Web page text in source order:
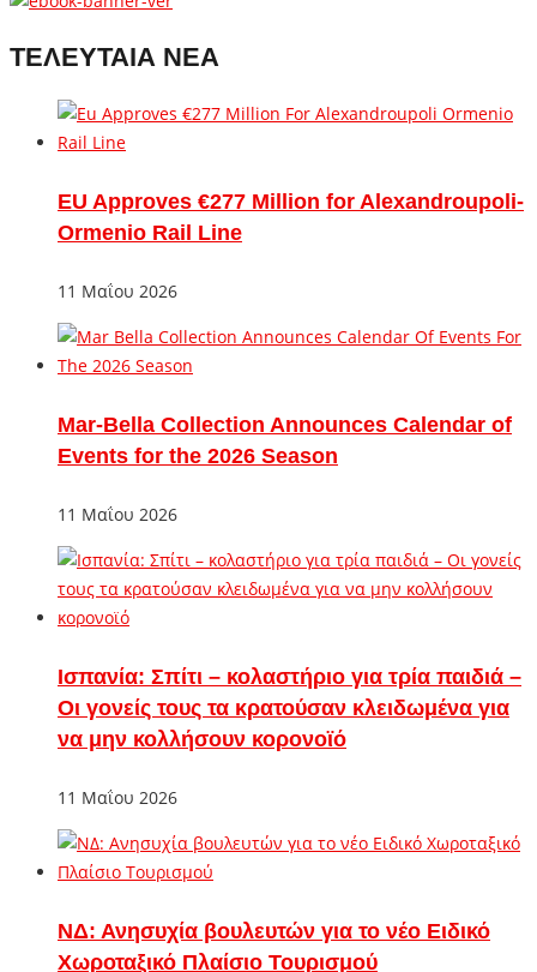
ΤΕΛΕΥΤΑΙΑ ΝΕΑ
EU Approves €277 Million for Alexandroupoli-
Ormenio Rail Line
11 Μαΐου 2026
Mar-Bella Collection Announces Calendar of
Events for the 2026 Season
11 Μαΐου 2026
Ισπανία: Σπίτι – κολαστήριο για τρία παιδιά –
Οι γονείς τους τα κρατούσαν κλειδωμένα για
να μην κολλήσουν κορονοϊό
11 Μαΐου 2026
ΝΔ: Ανησυχία βουλευτών για το νέο Ειδικό
Χωροταξικό Πλαίσιο Τουρισμού